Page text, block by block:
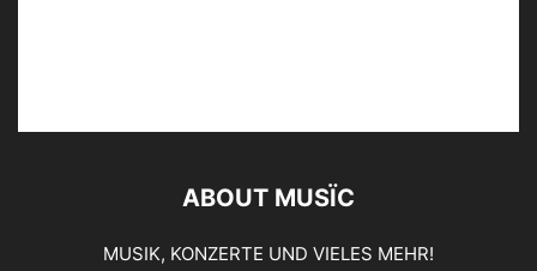
ABOUT MUSÏC
MUSIK, KONZERTE UND VIELES MEHR!